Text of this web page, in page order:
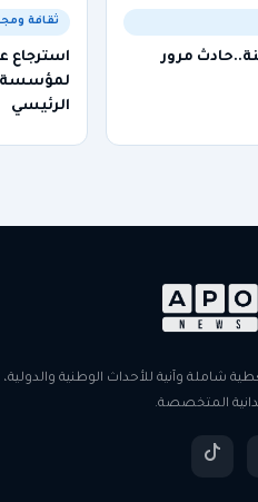
مرور
ثقافة
استرجاع
لمؤسسة
الرئيسي
شاملة وآنية للأحداث الوطنية والدولية،
المتخصصة.